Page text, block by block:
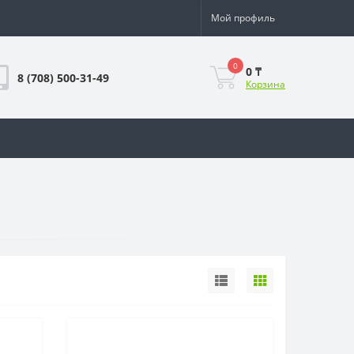
Мой профиль
8 (708) 500-31-49
0 0 ₸
Корзина